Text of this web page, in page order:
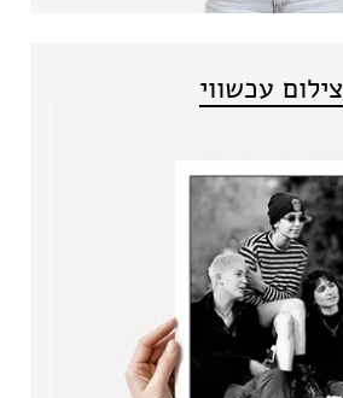
צילום עכשווי